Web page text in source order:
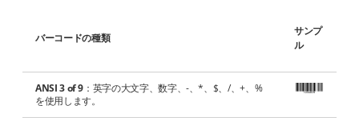
バーコードの種類
サンプ
ル
ANSI 3 of 9 ：英字の大文字、数字、-、*、$、/、+、%
を使用します。